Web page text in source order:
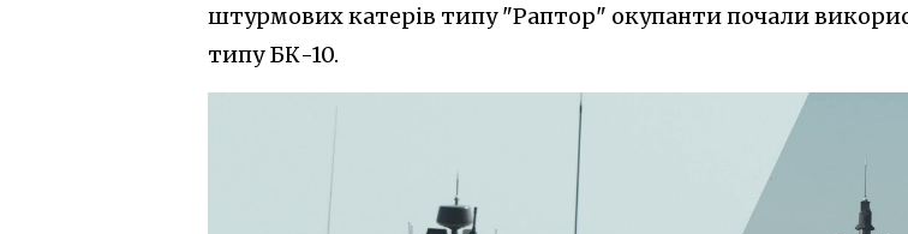
штурмових катерів типу "Раптор" окупанти почали
типу БК-10.